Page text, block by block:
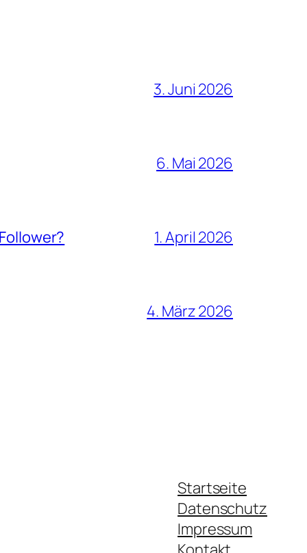
3. Juni 2026
6. Mai 2026
1. April 2026
4. März 2026
Startseite
Datenschutz
Impressum